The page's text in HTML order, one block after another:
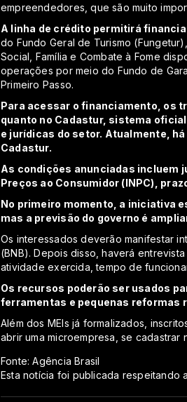
empreendedores, que são muito
A linha de crédito permitirá
do Fundo Geral de Turismo
Social, Família e Combate à Fome
operações por meio do Fundo de
Primeiro Passo.
Para acessar o financiamento, os
quanto no Cadastur, sistema
e jurídicas do setor. Atualmente,
Cadastur.
As condições anunciadas incluem
Preços ao Consumidor (INPC),
No primeiro momento, a iniciativa
mas a previsão do governo é
Os interessados deverão manifestar
(BNB). Depois disso, haverá
atividade exercida, tempo de
Os recursos poderão ser usados
ferramentas e pequenas reformas
Além dos MEIs já formalizados,
abrir uma microempresa, se cadastrar
Fonte: Agência Brasil
Esta notícia foi publicada respeitando